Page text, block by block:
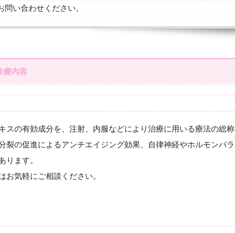
い合わせください。
療内容
の有効成分を、注射、内服などにより治療に用いる療法の総称
の促進によるアンチエイジング効果、自律神経やホルモンバラ
ります。
お気軽にご相談ください。